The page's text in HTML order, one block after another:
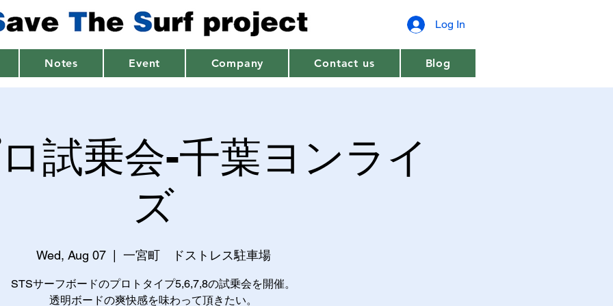
Log In
Notes Event Company Contact us Blog
試乗会-千葉ヨンライ
ズ
Wed, Aug 07
  |
一宮町 ドストレス駐車場
STSサーフボードのプロトタイプ5,6,7,8の試乗会を開催。
透明ボードの爽快感を味わって頂きたい。